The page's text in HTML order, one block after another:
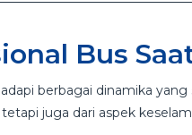
Bus
berbagai dinamika yang
juga dari aspek